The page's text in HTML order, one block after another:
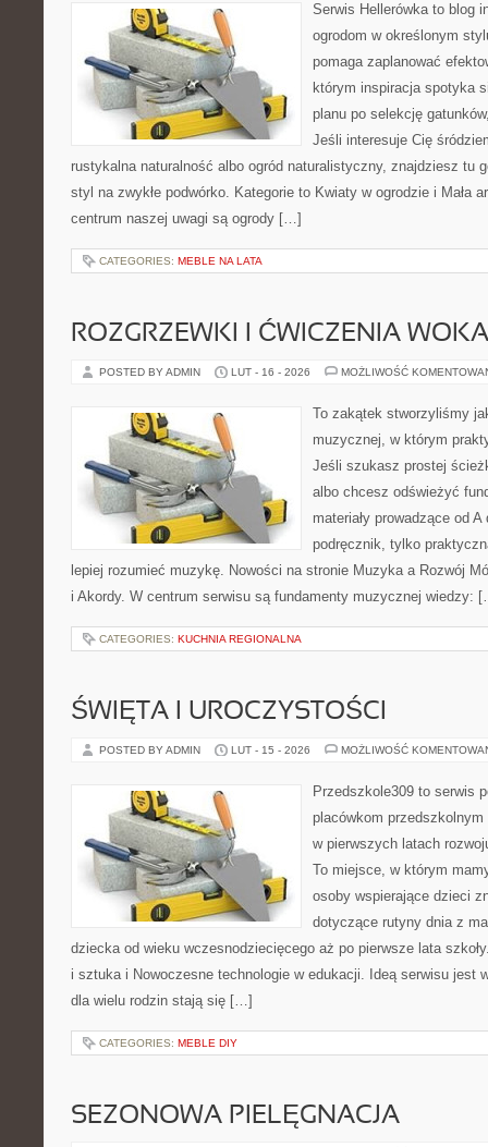
Serwis Hellerówka to blog
ogrodom w określonym
pomaga zaplanować
którym inspiracja spotyka
planu po selekcję
Jeśli interesuje Cię
rustykalna naturalność albo ogród naturalistyczny, znajdziesz tu
styl na zwykłe podwórko. Kategorie to Kwiaty w ogrodzie i Mała
centrum naszej uwagi są ogrody […]
CATEGORIES: MEBLE NA LATA
ROZGRZEWKI I ĆWICZENIA
POSTED BY ADMIN LUT - 16 - 2026 MOŻLIWOŚĆ
To zakątek stworzyliśmy
muzycznej, w którym
Jeśli szukasz prostej
albo chcesz odświeżyć
materiały prowadzące od
podręcznik, tylko
lepiej rozumieć muzykę. Nowości na stronie Muzyka a Rozwój
i Akordy. W centrum serwisu są fundamenty muzycznej wiedzy:
CATEGORIES: KUCHNIA REGIONALNA
ŚWIĘTA I UROCZYSTOŚCI
POSTED BY ADMIN LUT - 15 - 2026 MOŻLIWOŚĆ
Przedszkole309 to serwis
placówkom
w pierwszych latach
To miejsce, w którym
osoby wspierające dzieci
dotyczące rutyny dnia z
dziecka od wieku wczesnodziecięcego aż po pierwsze lata
i sztuka i Nowoczesne technologie w edukacji. Ideą serwisu jest
dla wielu rodzin stają się […]
CATEGORIES: MEBLE DIY
SEZONOWA PIELĘGNACJA